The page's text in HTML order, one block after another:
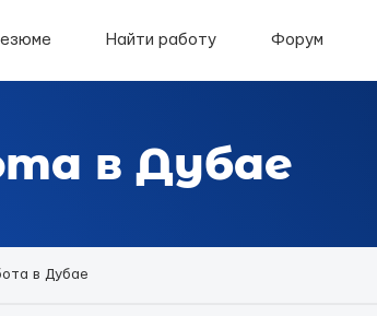
Найти работу Форум
в Дубае
в Дубае